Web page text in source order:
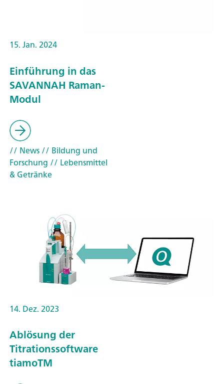
15. Jan. 2024
Einführung in das
SAVANNAH Raman-
Modul
// News// Bildung und
Forschung // Lebensmittel
& Getränke
14. Dez. 2023
Ablösung der
Titrationssoftware
tiamoTM